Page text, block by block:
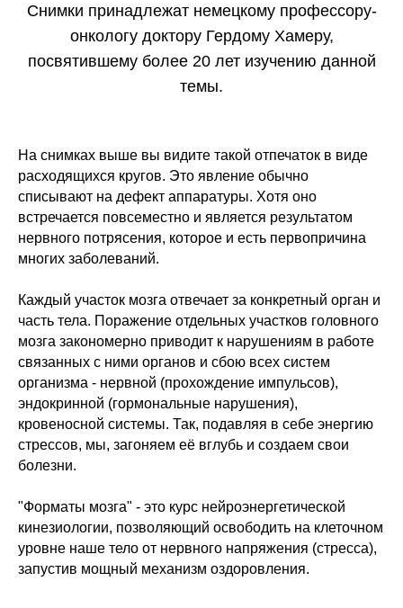
Снимки принадлежат немецкому профессору-
онкологу доктору Гердому Хамеру,
посвятившему более 20 лет изучению данной
темы.
На снимках выше вы видите такой отпечаток в виде
расходящихся кругов. Это явление обычно
списывают на дефект аппаратуры. Хотя оно
встречается повсеместно и является результатом
нервного потрясения, которое и есть первопричина
многих заболеваний.
Каждый участок мозга отвечает за конкретный орган и
часть тела. Поражение отдельных участков головного
мозга закономерно приводит к нарушениям в работе
связанных с ними органов и сбою всех систем
организма - нервной (прохождение импульсов),
эндокринной (гормональные нарушения),
кровеносной системы. Так, подавляя в себе энергию
стрессов, мы, загоняем её вглубь и создаем свои
болезни.
"Форматы мозга" - это курс нейроэнергетической
кинезиологии, позволяющий освободить на клеточном
уровне наше тело от нервного напряжения (стресса),
запустив мощный механизм оздоровления.